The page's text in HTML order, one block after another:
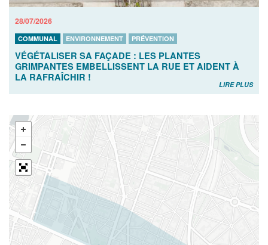
28/07/2026
COMMUNAL ENVIRONNEMENT PRÉVENTION
VÉGÉTALISER SA FAÇADE : LES PLANTES
GRIMPANTES EMBELLISSENT LA RUE ET AIDENT À
LA RAFRAÎCHIR !
LIRE PLUS